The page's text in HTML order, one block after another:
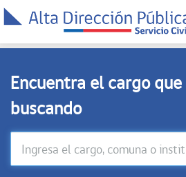
Encuentra el cargo
buscando